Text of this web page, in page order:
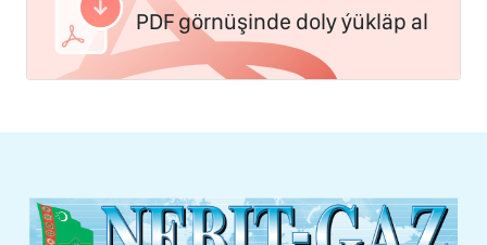
PDF görnüşinde doly ýükläp al